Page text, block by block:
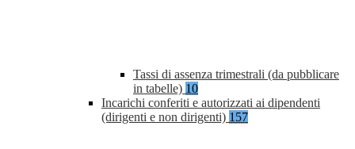
Tassi di assenza trimestrali (da pubblicare
in tabelle) 10
Incarichi conferiti e autorizzati ai dipendenti
(dirigenti e non dirigenti) 157